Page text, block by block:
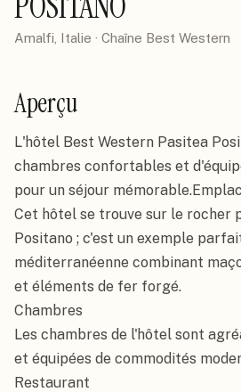
Amalfi, Italie · Chaîne Best Western
Aperçu
L'hôtel Best Western Pasitea
chambres confortables et
pour un séjour
Cet hôtel se trouve sur le rocher
Positano ; c'est un exemple
méditerranéenne combinant
et éléments de fer forgé.
Chambres
Les chambres de l'hôtel sont
et équipées de commodités
Restaurant